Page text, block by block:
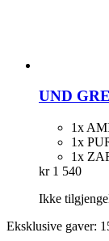
UND
1x
1x
1x
kr 1 540
Ikke
Eksklusive gaver: